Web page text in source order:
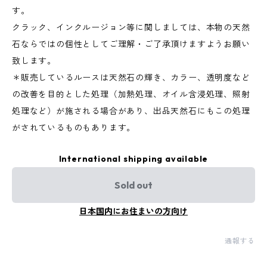
す。
クラック、インクルージョン等に関しましては、本物の天然
石ならではの個性としてご理解・ご了承頂けますようお願い
致します。
＊販売しているルースは天然石の輝き、カラー、透明度など
の改善を目的とした処理（加熱処理、オイル含浸処理、照射
処理など）が施される場合があり、出品天然石にもこの処理
がされているものもあります。
International shipping available
Sold out
日本国内にお住まいの方向け
通報する